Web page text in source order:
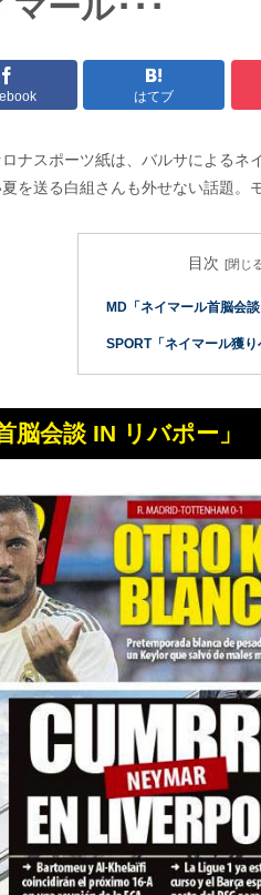
はてブ
ナスポーツ紙は、バルサによる
を送る白組さんも外せない話題。
目次
MD「ネイマール首脳会談
SPORT「ネイマール獲り
脳会談 IN リバポー」